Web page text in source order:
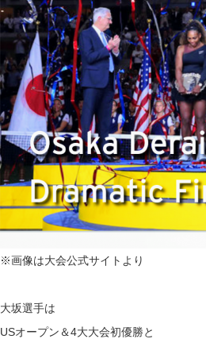
※画像は大会公式サイトより
大坂選手は
USオープン＆4大大会初優勝と